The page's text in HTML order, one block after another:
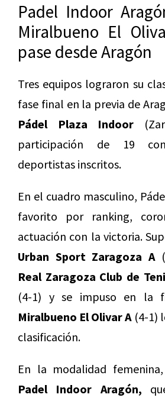
Padel Indoor
Miralbueno El
pase desde Aragón
Tres equipos lograron su
fase final en la previa de
Pádel Plaza Indoor
participación de 19
deportistas inscritos.
En el cuadro masculino,
favorito por ranking,
actuación con la victoria.
Urban Sport Zaragoza A
Real Zaragoza Club de
(4-1) y se impuso en la
Miralbueno El Olivar A(4-1)
clasificación.
En la modalidad
Padel Indoor Aragón,